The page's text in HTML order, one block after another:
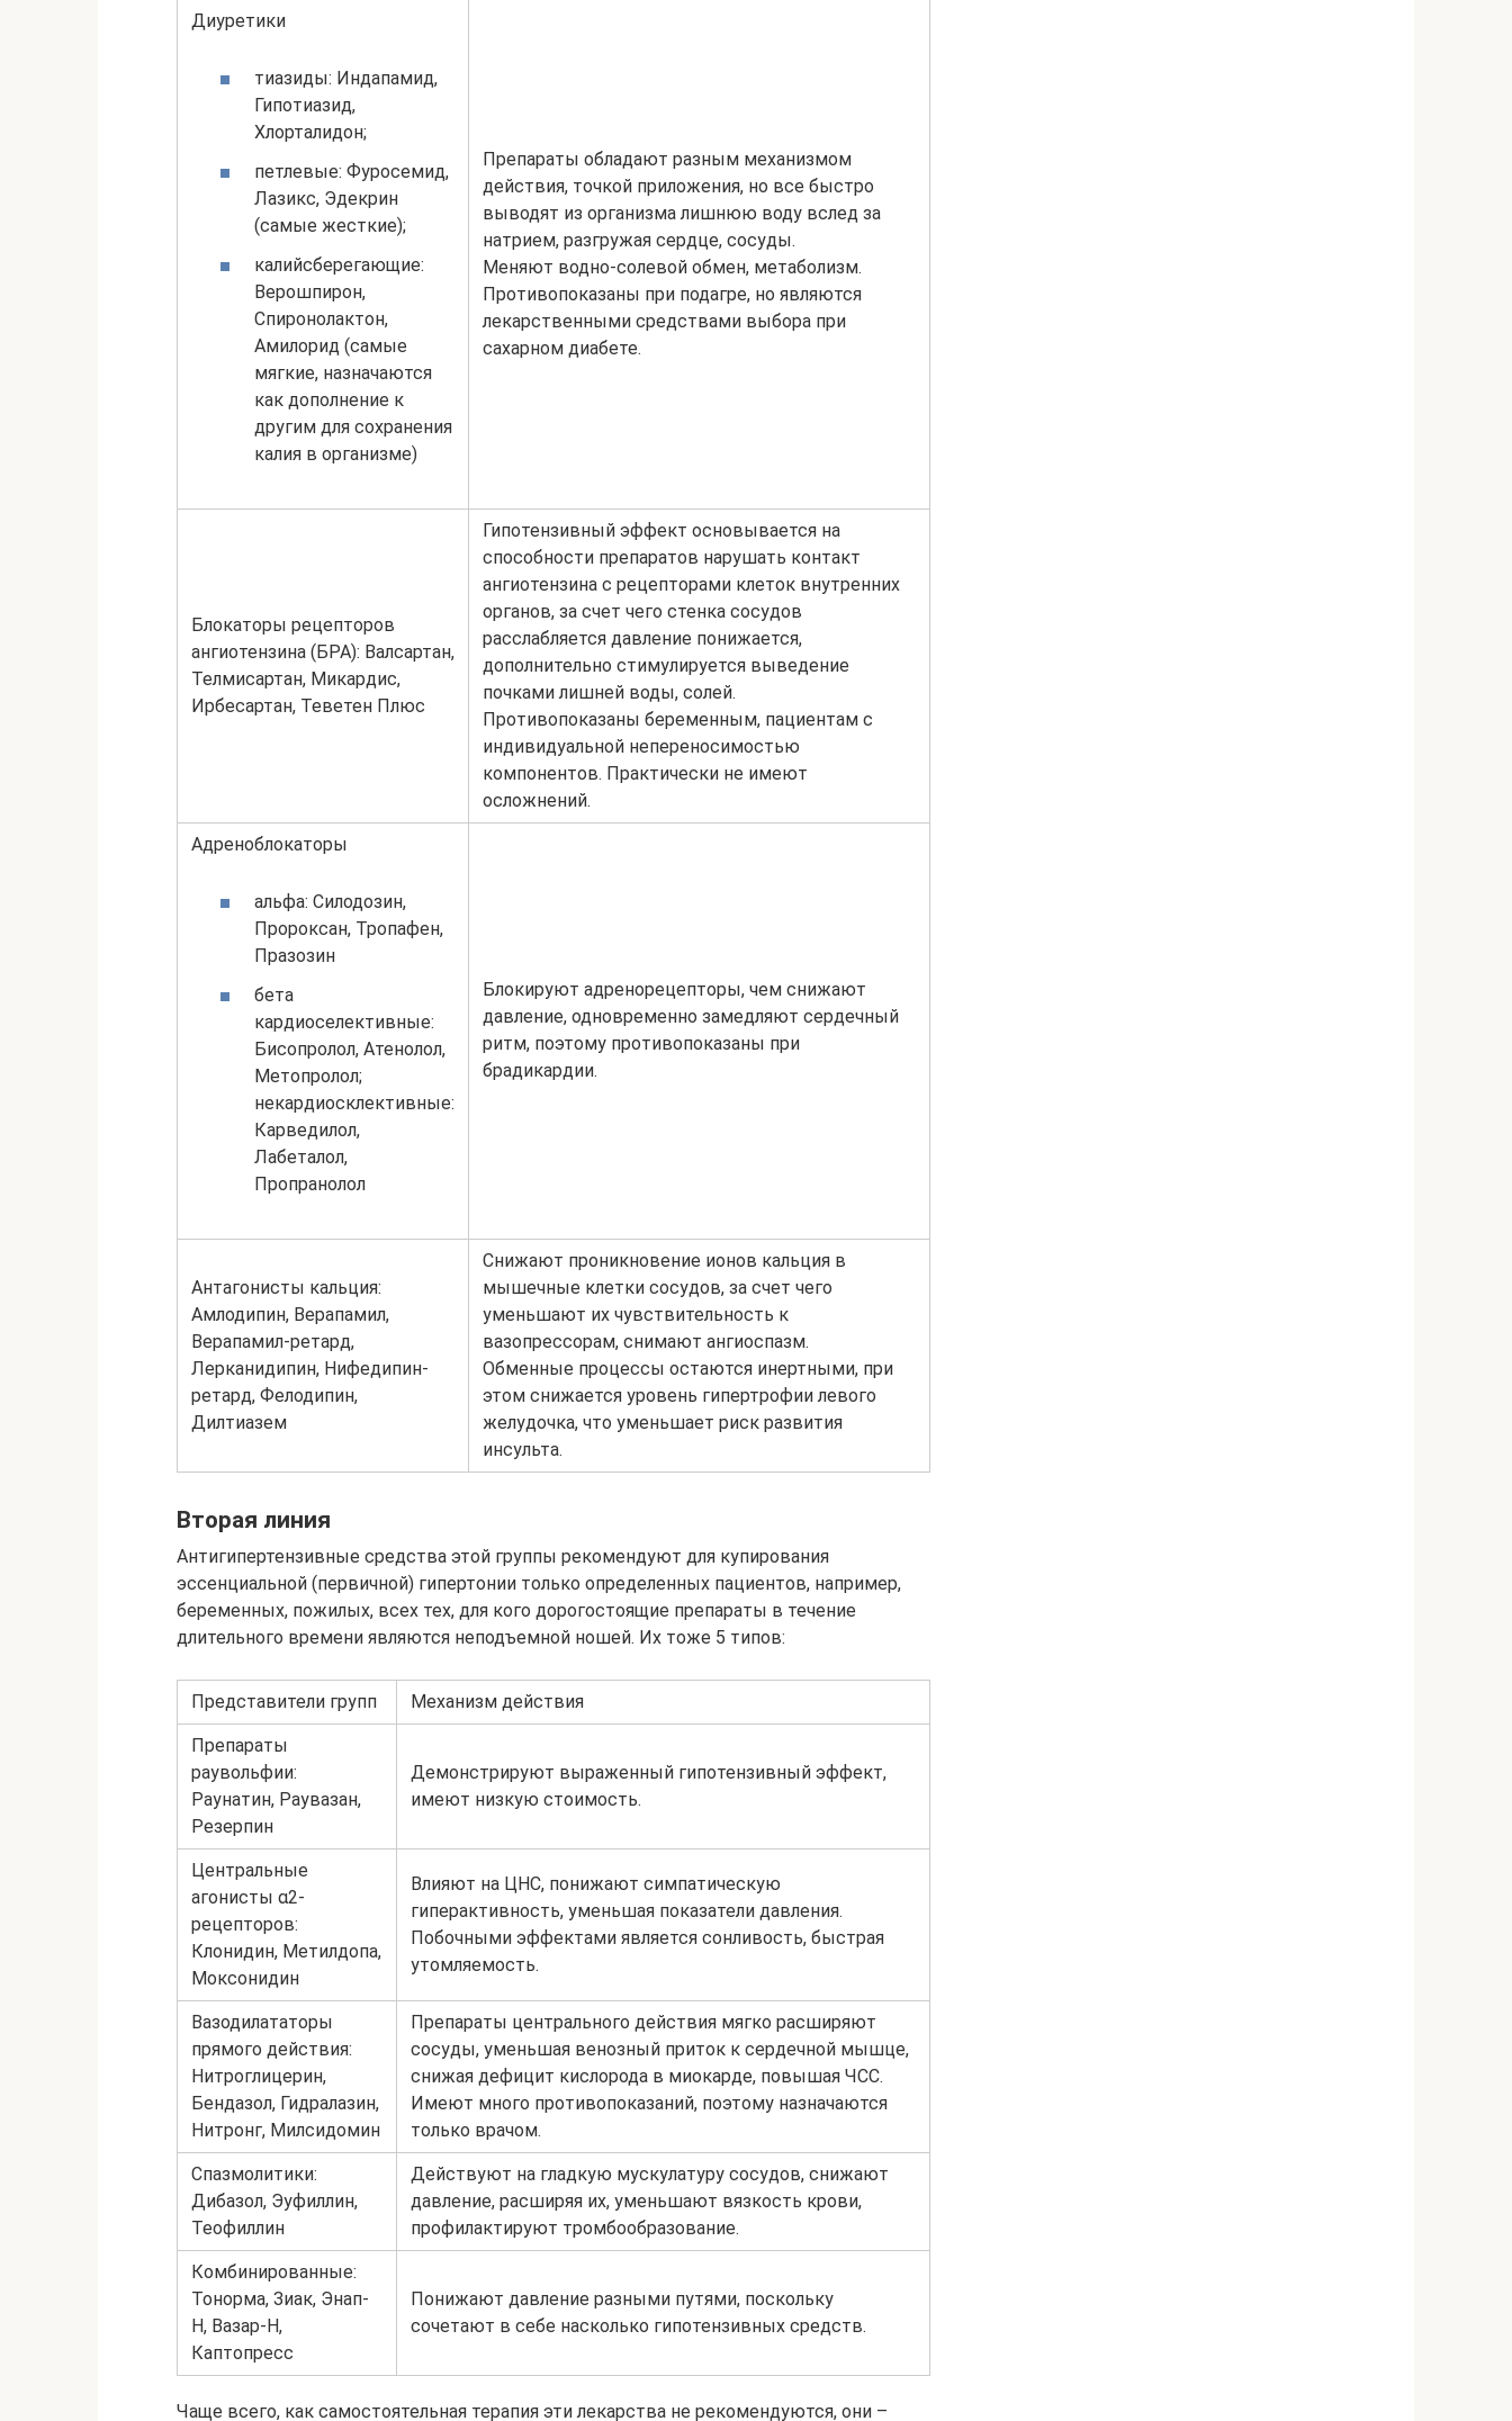
Диуретики
тиазиды: Индапамид,
Гипотиазид,
Хлорталидон;
петлевые: Фуросемид,
Лазикс, Эдекрин
(самые жесткие);
калийсберегающие:
Верошпирон,
Спиронолактон,
Амилорид (самые
мягкие, назначаются
как дополнение к
другим для сохранения
калия в организме)
Препараты обладают разным механизмом
действия, точкой приложения, но все быстро
выводят из организма лишнюю воду вслед за
натрием, разгружая сердце, сосуды.
Меняют водно-солевой обмен, метаболизм.
Противопоказаны при подагре, но являются
лекарственными средствами выбора при
сахарном диабете.
Блокаторы рецепторов
ангиотензина (БРА): Валсартан,
Телмисартан, Микардис,
Ирбесартан, Теветен Плюс
Гипотензивный эффект основывается на
способности препаратов нарушать контакт
ангиотензина с рецепторами клеток внутренних
органов, за счет чего стенка сосудов
расслабляется давление понижается,
дополнительно стимулируется выведение
почками лишней воды, солей.
Противопоказаны беременным, пациентам с
индивидуальной непереносимостью
компонентов. Практически не имеют
осложнений.
Адреноблокаторы
альфа: Силодозин,
Пророксан, Тропафен,
Празозин
бета
кардиоселективные:
Бисопролол, Атенолол,
Метопролол;
некардиосклективные:
Карведилол,
Лабеталол,
Пропранолол
Блокируют адренорецепторы, чем снижают
давление, одновременно замедляют сердечный
ритм, поэтому противопоказаны при
брадикардии.
Антагонисты кальция:
Амлодипин, Верапамил,
Верапамил-ретард,
Лерканидипин, Нифедипин-
ретард, Фелодипин,
Дилтиазем
Снижают проникновение ионов кальция в
мышечные клетки сосудов, за счет чего
уменьшают их чувствительность к
вазопрессорам, снимают ангиоспазм.
Обменные процессы остаются инертными, при
этом снижается уровень гипертрофии левого
желудочка, что уменьшает риск развития
инсульта.
Вторая линия
Антигипертензивные средства этой группы рекомендуют для купирования
эссенциальной (первичной) гипертонии только определенных пациентов, например,
беременных, пожилых, всех тех, для кого дорогостоящие препараты в течение
длительного времени являются неподъемной ношей. Их тоже 5 типов:
Представители групп Механизм действия
Препараты
раувольфии:
Раунатин, Раувазан,
Резерпин
Демонстрируют выраженный гипотензивный эффект,
имеют низкую стоимость.
Центральные
агонисты α2-
рецепторов:
Клонидин, Метилдопа,
Моксонидин
Влияют на ЦНС, понижают симпатическую
гиперактивность, уменьшая показатели давления.
Побочными эффектами является сонливость, быстрая
утомляемость.
Вазодилататоры
прямого действия:
Нитроглицерин,
Бендазол, Гидралазин,
Нитронг, Милсидомин
Препараты центрального действия мягко расширяют
сосуды, уменьшая венозный приток к сердечной мышце,
снижая дефицит кислорода в миокарде, повышая ЧСС.
Имеют много противопоказаний, поэтому назначаются
только врачом.
Спазмолитики:
Дибазол, Эуфиллин,
Теофиллин
Действуют на гладкую мускулатуру сосудов, снижают
давление, расширяя их, уменьшают вязкость крови,
профилактируют тромбообразование.
Комбинированные:
Тонорма, Зиак, Энап-
Н, Вазар-Н,
Каптопресс
Понижают давление разными путями, поскольку
сочетают в себе насколько гипотензивных средств.
Чаще всего, как самостоятельная терапия эти лекарства не рекомендуются, они –